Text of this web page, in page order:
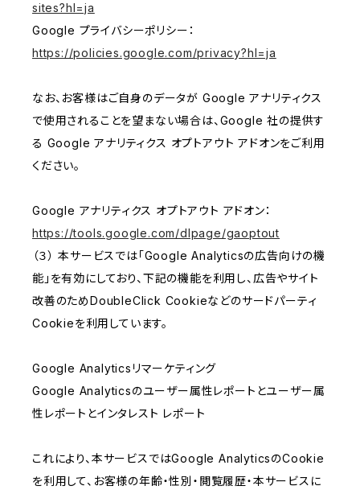
sites?hl=ja
Google プライバシーポリシー：
https://policies.google.com/privacy?hl=ja
なお、お客様はご自身のデータが Google アナリティクス
で使用されることを望まない場合は、Google 社の提供す
る Google アナリティクス オプトアウト アドオンをご利用
ください。
Google アナリティクス オプトアウト アドオン：
https://tools.google.com/dlpage/gaoptout
（３） 本サービスでは「Google Analyticsの広告向けの機
能」を有効にしており、下記の機能を利用し、広告やサイト
改善のためDoubleClick Cookieなどのサードパーティ
Cookieを利用しています。
Google Analyticsリマーケティング
Google Analyticsのユーザー属性レポートとユーザー属
性レポートとインタレスト レポート
これにより、本サービスではGoogle AnalyticsのCookie
を利用して、お客様の年齢・性別・閲覧履歴・本サービスに